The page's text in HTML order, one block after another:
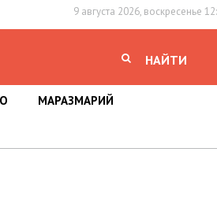
9 августа 2026, воскресенье
НАЙТИ
МАРАЗМАРИЙ